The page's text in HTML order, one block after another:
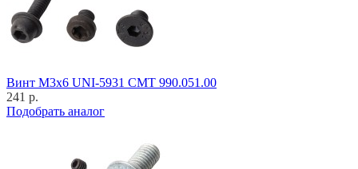
Винт M3x6 UNI-5931 CMT 990.051.00
241 р.
Подобрать аналог